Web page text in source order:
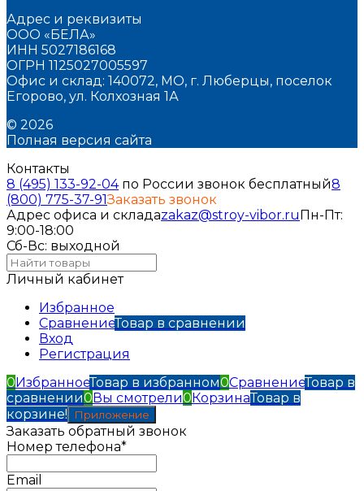
Адрес и реквизиты
ООО «БЕЛА»
ИНН 5027186168
ОГРН 1125027005597
Офис и склад: 140072, МО, г. Люберцы, поселок
Егорово, ул. Колхозная 1А
© 2026
Полная версия сайта
Контакты
8 (495) 133-92-04по России звонок бесплатный8
(800) 775-37-91Заказать звонок
Адрес офиса и складаzakaz@stroy-vibor.ru Пн-Пт:
9:00-18:00
Сб-Вс: выходной
Личный кабинет
Избранное
СравнениеТовар в сравнении
Вход
Регистрация
0 ИзбранноеТовар в избранном0СравнениеТовар в
сравнении0 Вы смотрели0 КорзинаТовар в
корзине!
Приложение
Заказать обратный звонок
Номер телефона*
Email